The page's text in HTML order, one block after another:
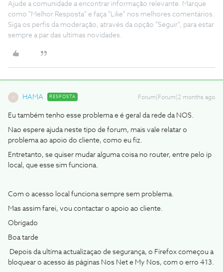
Ajude a comunidade a encontrar informação relevante. Marque
como "Melhor Resposta" e faça "Like" nos melhores comentários.
Siga os perfis da moderação, através da opção "Seguir", para estar
sempre a par das ultimas novidades.
HAMA RESPOSTA Forum|Forum|2 months ago
Eu também tenho esse problema e é geral da rede da NOS.
Nao espere ajuda neste tipo de forum, mais vale relatar o
problema ao apoio do cliente, como eu fiz.
Entretanto, se quiser mudar alguma coisa no router, entre pelo ip
local, que esse sim funciona.
Com o acesso local funciona sempre sem problema.
Mas assim farei, vou contactar o apoio ao cliente.
Obrigado
Boa tarde
Depois da ultima actualizaçao de segurança, o Firefox começou a
bloquear o acesso ás páginas Nos Net e My Nos, com o erro 413.